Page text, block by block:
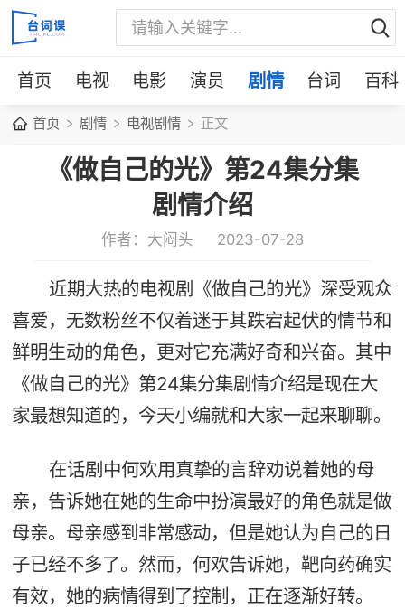
首页 电视 电影 演员 剧情 台词 百科
首页 剧情 电视剧情 正文
《做自己的光》第24集分集
剧情介绍
作者：大闷头 2023-07-28
近期大热的电视剧《做自己的光》深受观众
喜爱，无数粉丝不仅着迷于其跌宕起伏的情节和
鲜明生动的角色，更对它充满好奇和兴奋。其中
《做自己的光》第24集分集剧情介绍是现在大
家最想知道的，今天小编就和大家一起来聊聊。
在话剧中何欢用真挚的言辞劝说着她的母
亲，告诉她在她的生命中扮演最好的角色就是做
母亲。母亲感到非常感动，但是她认为自己的日
子已经不多了。然而，何欢告诉她，靶向药确实
有效，她的病情得到了控制，正在逐渐好转。